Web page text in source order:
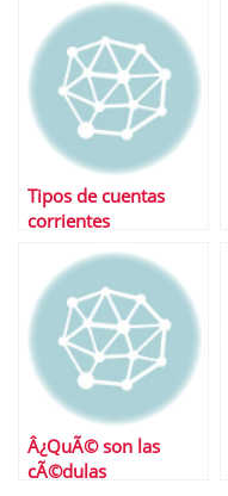
contratar una cuenta
remunerada?
Tipos de cuentas
corrientes
Â¿QuÃ© son las
cÃ©dulas